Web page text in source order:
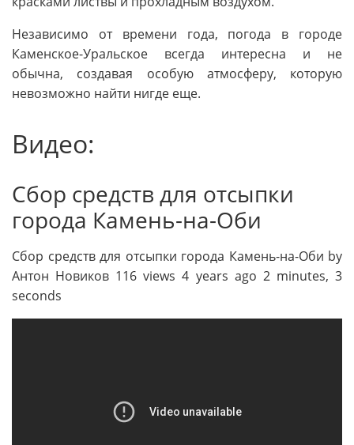
Независимо от времени года, погода в городе
Каменское-Уральское всегда интересна и не
обычна, создавая особую атмосферу, которую
невозможно найти нигде еще.
Видео:
Сбор средств для отсыпки
города Камень-на-Оби
Сбор средств для отсыпки города Камень-на-Оби by
Антон Новиков 116 views 4 years ago 2 minutes, 3
seconds